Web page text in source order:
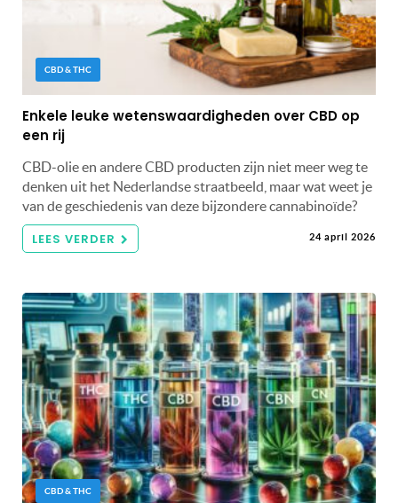
CBD & THC
Enkele leuke wetenswaardigheden over CBD op
een rij
CBD-olie en andere CBD producten zijn niet meer weg te
denken uit het Nederlandse straatbeeld, maar wat weet je
van de geschiedenis van deze bijzondere cannabinoïde?
LEES VERDER 24 april 2026
CBD & THC